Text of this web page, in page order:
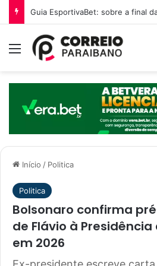
Menu
Início / Politica
Politica
Bolsonaro confirma
de Flávio à
em 2026